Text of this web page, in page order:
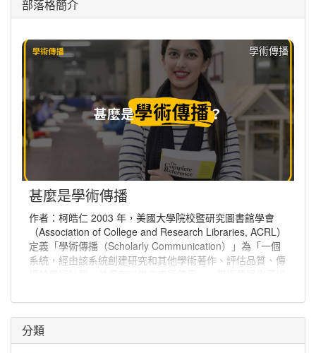
部落格簡介
學術傳播
甚麼是學術傳播
作者：柯皓仁 2003 年，美國大學院校暨研究圖書館學會
（Association of College and Research Libraries, ACRL）
定義「學術傳播（Scholarly Communication）」為「一個
系統，經由該系統創建研究和其他學術著作、評估品質、傳
或更多人能取得的程序。
分類